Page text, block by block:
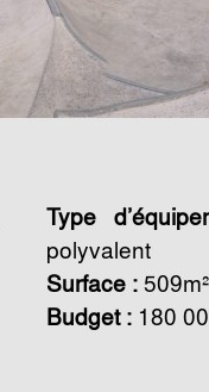
Type
polyvalent
Surface :509m²
Budget : 180